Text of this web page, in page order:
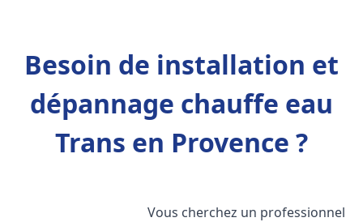
Besoin de installation et
dépannage chauffe eau
Trans en Provence ?
Vous cherchez un professionnel